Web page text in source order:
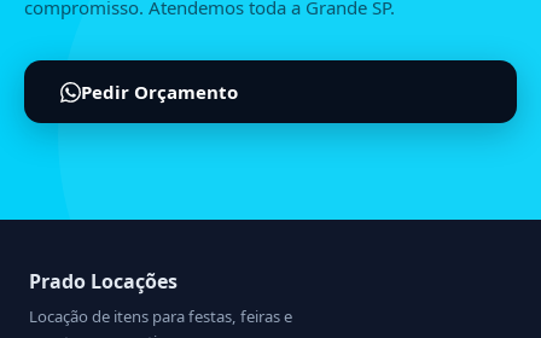
compromisso. Atendemos toda a Grande SP.
Pedir Orçamento
Prado Locações
Locação de itens para festas, feiras e